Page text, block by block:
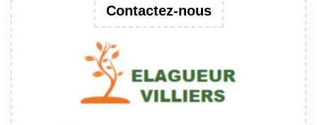
donc
dangereuse.
connaissent
très bien leur
Contactez-nous